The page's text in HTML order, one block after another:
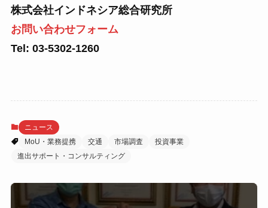
株式会社インドネシア総合研究所
お問い合わせフォーム
Tel: 03-5302-1260
ニュース
MoU・業務提携
交通 市場調査
投資事業
進出サポート・コンサルティング